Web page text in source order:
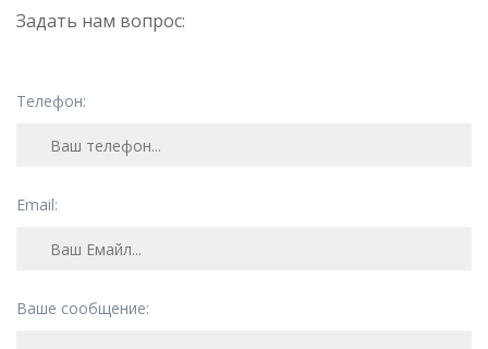
Задать нам вопрос:
Телефон:
Email:
Ваше сообщение: